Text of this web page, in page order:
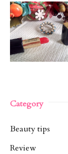
Category
Beauty tips
Review